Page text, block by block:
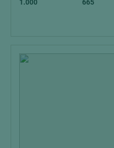
1.000
665